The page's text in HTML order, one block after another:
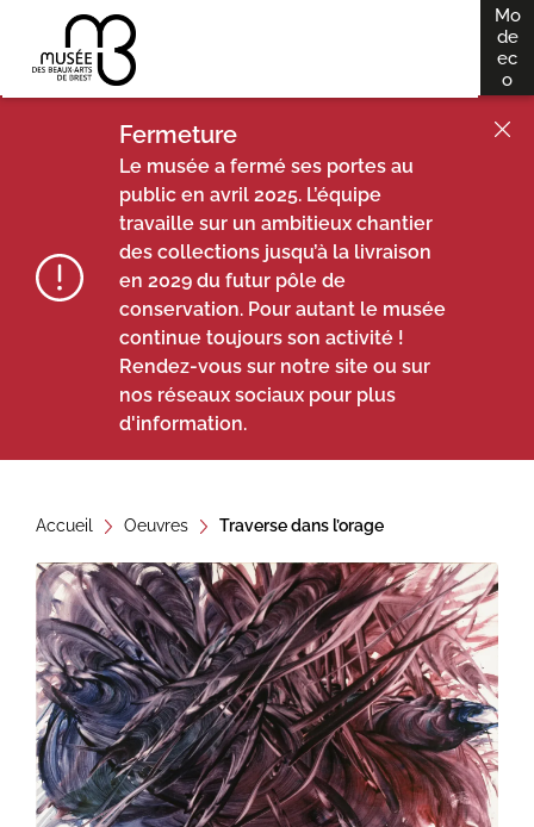
e
r
a
u
c
o
n
t
e
n
u
Mo
de
ec
o
Fermeture
Le musée a fermé ses portes au
public en avril 2025. L’équipe
travaille sur un ambitieux chantier
des collections jusqu’à la livraison
en 2029 du futur pôle de
conservation. Pour autant le musée
continue toujours son activité !
Rendez-vous sur notre site ou sur
nos réseaux sociaux pour plus
d'information.
Accueil Oeuvres Traverse dans l’orage